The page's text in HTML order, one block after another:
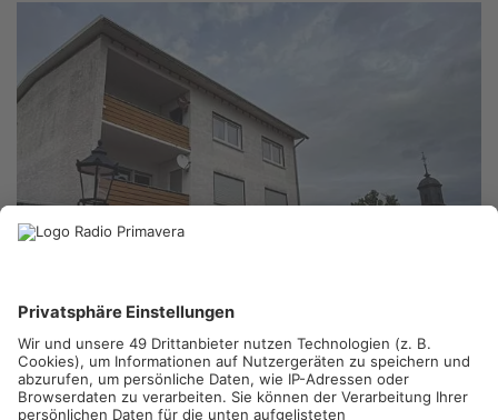
FOTO: FEUERWEHR LANGENSELBOLD
LANGENSELBOLD.In Langenselbold ist die Feuerwehr heute